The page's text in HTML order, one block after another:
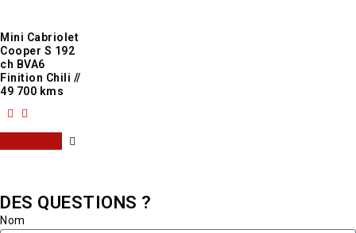
Mini Cabriolet
Cooper S 192
ch BVA6
Finition Chili //
49 700 kms
DES QUESTIONS ?
Nom